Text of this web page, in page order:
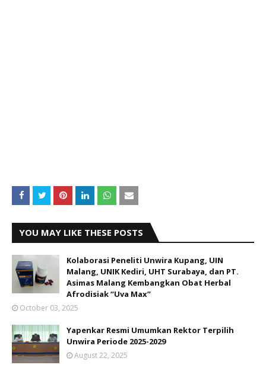
YOU MAY LIKE THESE POSTS
Kolaborasi Peneliti Unwira Kupang, UIN
Malang, UNIK Kediri, UHT Surabaya, dan PT.
Asimas Malang Kembangkan Obat Herbal
Afrodisiak “Uva Max”
October 03, 2025
Yapenkar Resmi Umumkan Rektor Terpilih
Unwira Periode 2025-2029
August 22, 2025